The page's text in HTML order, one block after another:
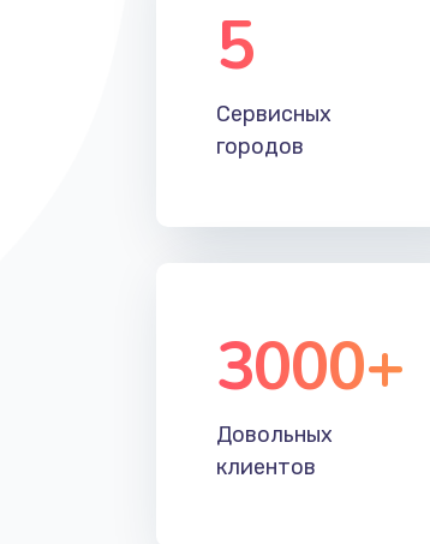
5
Сервисных
городов
3000+
Довольных
клиентов